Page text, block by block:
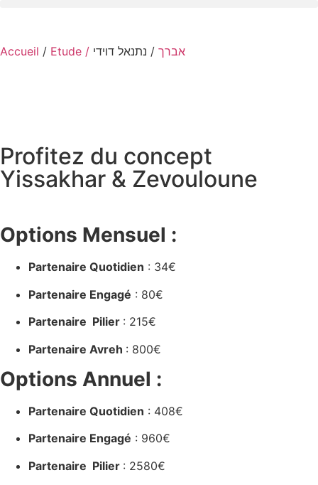
Accueil / Etude / אברך / נתנאל דוידי
Profitez du concept
Yissakhar & Zevouloune
Options Mensuel :
Partenaire Quotidien : 34€
Partenaire Engagé : 80€
Partenaire Pilier : 215€
Partenaire Avreh : 800€
Options Annuel :
Partenaire Quotidien : 408€
Partenaire Engagé : 960€
Partenaire Pilier : 2580€